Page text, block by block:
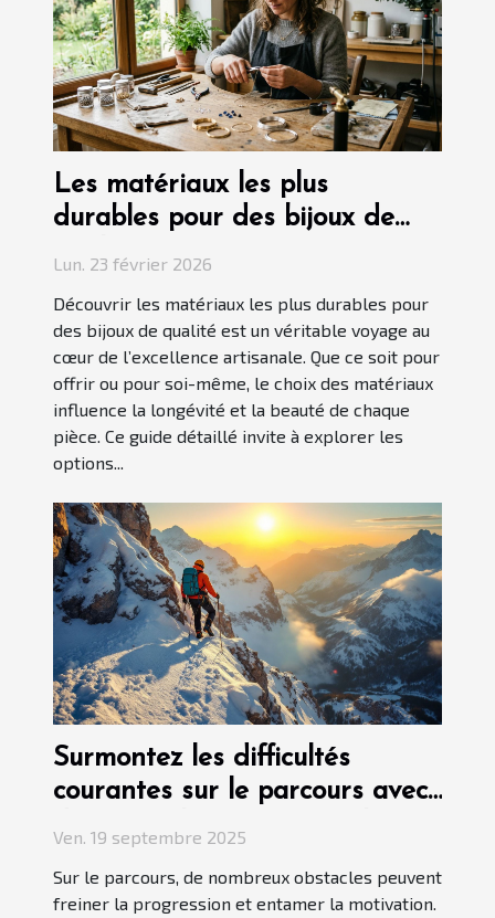
Les matériaux les plus
durables pour des bijoux de
qualité
Lun. 23 février 2026
Découvrir les matériaux les plus durables pour
des bijoux de qualité est un véritable voyage au
cœur de l’excellence artisanale. Que ce soit pour
offrir ou pour soi-même, le choix des matériaux
influence la longévité et la beauté de chaque
pièce. Ce guide détaillé invite à explorer les
options...
Surmontez les difficultés
courantes sur le parcours avec
des conseils professionnels
Ven. 19 septembre 2025
Sur le parcours, de nombreux obstacles peuvent
freiner la progression et entamer la motivation.